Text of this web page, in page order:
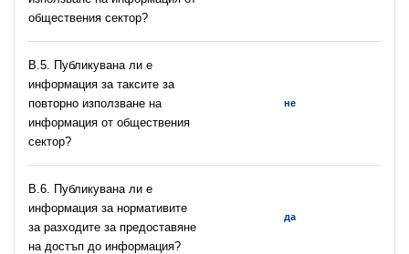
обществения сектор?
В.5. Публикувана ли е
информация за таксите за
повторно използване на
информация от обществения
сектор?
не
В.6. Публикувана ли е
информация за нормативите
за разходите за предоставяне
на достъп до информация?
да